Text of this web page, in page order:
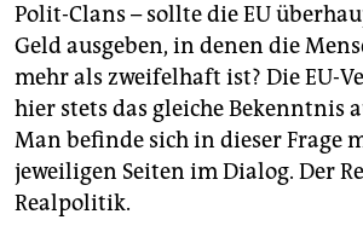
Polit-Clans – sollte die EU
Geld ausgeben, in denen die
mehr als zweifelhaft ist? Die EU-
hier stets das gleiche Bekenntnis
Man befinde sich in dieser Frage
jeweiligen Seiten im Dialog. Der
Realpolitik.